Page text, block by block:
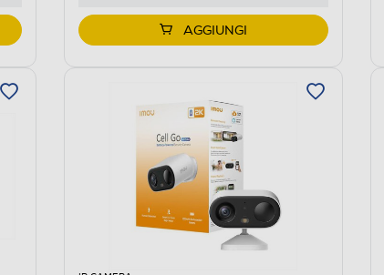
AGGIUNGI